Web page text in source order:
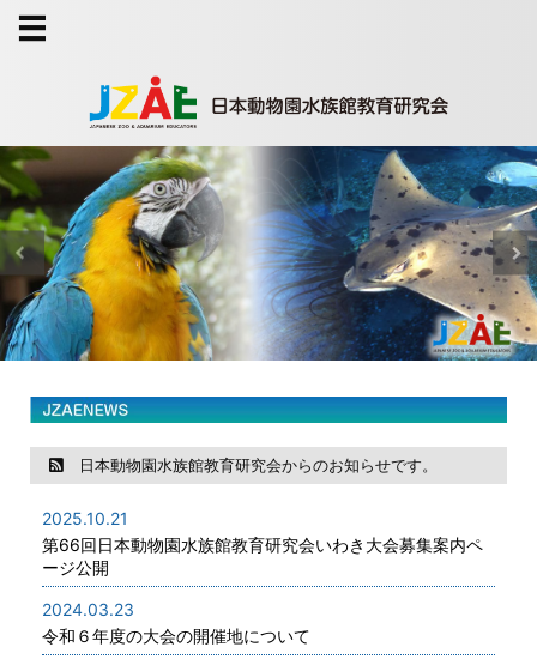
日本動物園水族館教育研究会からのお知らせです。
2025.10.21
第66回日本動物園水族館教育研究会いわき大会募集案内ペ
ージ公開
2024.03.23
令和６年度の大会の開催地について